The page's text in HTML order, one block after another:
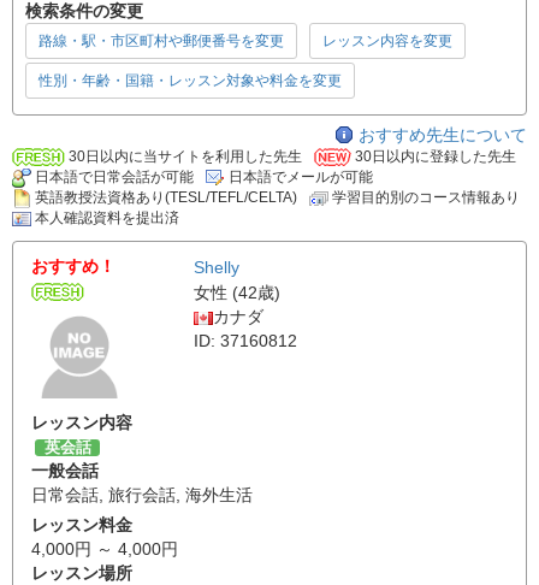
検索条件の変更
路線・駅・市区町村や郵便番号を変更 レッスン内容を変更
性別・年齢・国籍・レッスン対象や料金を変更
おすすめ先生について
30日以内に当サイトを利用した先生
30日以内に登録した先生
日本語で日常会話が可能
日本語でメールが可能
英語教授法資格あり(TESL/TEFL/CELTA)
学習目的別のコース情報あり
本人確認資料を提出済
おすすめ！
Shelly
女性 (42歳)
カナダ
ID: 37160812
レッスン内容
英会話
一般会話
日常会話, 旅行会話, 海外生活
レッスン料金
4,000円 ～ 4,000円
レッスン場所